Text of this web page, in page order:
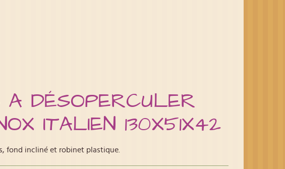
DÉSOPERCULER
ITALIEN 130X51X42
fond incliné et robinet plastique.